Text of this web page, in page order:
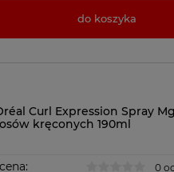
do koszyka
Curl Expression Spray
kręconych 190ml
0